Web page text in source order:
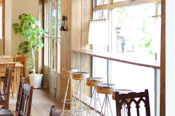
第三者提供の制限
てお客様の個人情報を第三者
することはありません。